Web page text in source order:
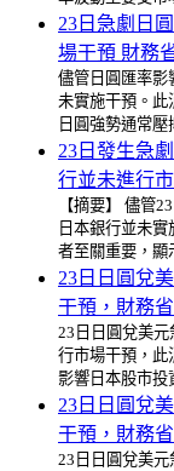
23日急劇日
場干預 財務
儘管日圓匯率影
未實施干預。此
日圓強勢通常
23日發生急
行並未進行
【摘要】 儘管
日本銀行並未
者至關重要，顯
23日日圓兌
干預，財務
23日日圓兌美
行市場干預，此
影響日本股市投
23日日圓兌
干預，財務
23日日圓兌美